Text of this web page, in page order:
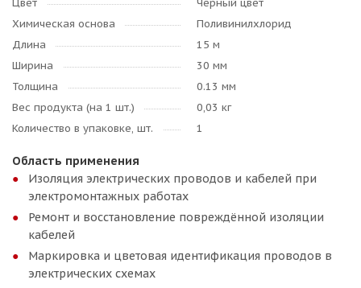
Цвет
Чёрный цвет
Химическая основа
Поливинилхлорид
Длина
15 м
Ширина
30 мм
Толщина
0.13 мм
Вес продукта (на 1 шт.)
0,03 кг
Количество в упаковке, шт.
1
Область применения
Изоляция электрических проводов и кабелей при
электромонтажных работах
Ремонт и восстановление повреждённой изоляции
кабелей
Маркировка и цветовая идентификация проводов в
электрических схемах